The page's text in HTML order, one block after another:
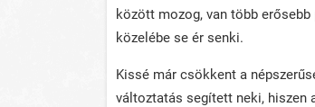
között mozog, van több
közelébe se ér senki.
Kissé már csökkent a
változtatás segített neki, hiszen